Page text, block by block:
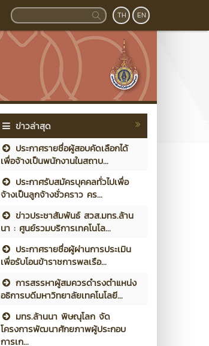
TH EN
ข่าวล่าสุด
ประกาศรายชื่อผู้สอบคัดเลือกได้
เพื่อจ้างเป็นพนักงานในสถาบ...
ประกาศรับสมัครบุคคลทั่วไปเพื่อ
จ้างเป็นลูกจ้างชั่วคราว คร...
ข่าวประชาสัมพันธ์ สวส.มทร.ล้าน
นา : ศูนย์รวมบริการเทคโนโล...
ประกาศรายชื่อผู้ผ่านการประเมิน
เพื่อรับโอนข้าราชการพลเรือ...
การสรรหาผู้สมควรดำรงตำแหน่ง
อธิการบดีมหาวิทยาลัยเทคโนโลยี...
มทร.ล้านนา พิษณุโลก จัด
โครงการพัฒนาศักยภาพผู้ประกอบ
การเก...